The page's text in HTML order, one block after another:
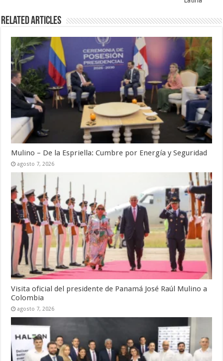
Related Articles
Mulino – De la Espriella: Cumbre por Energía y Seguridad
agosto 7, 2026
Visita oficial del presidente de Panamá José Raúl Mulino a
Colombia
agosto 7, 2026